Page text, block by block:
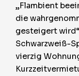
„Flambient
die
gesteigert
Schwarzweiß-
vierzig